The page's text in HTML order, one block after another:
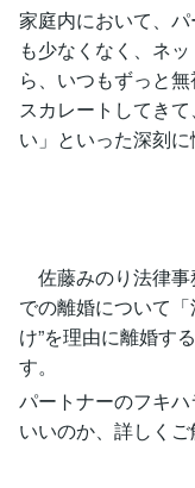
家庭内において、
も少なくなく、ネ
ら、いつもずっと
スカレートしてき
い」といった深刻に
佐藤みのり法律事
での離婚について
け”を理由に離婚す
す。
パートナーのフキ
いいのか、詳しくご